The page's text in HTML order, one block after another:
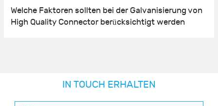
Welche Faktoren sollten bei der Galvanisierung von
High Quality Connector berücksichtigt werden
IN TOUCH ERHALTEN